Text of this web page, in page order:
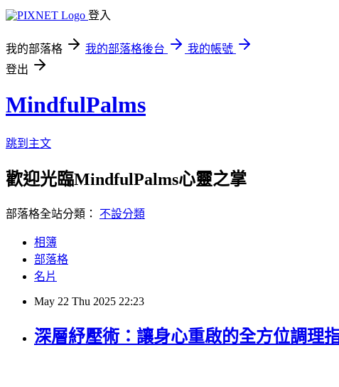
登入
我的部落格 我的部落格後台
我的帳號
登出
MindfulPalms
跳到主文
歡迎光臨MindfulPalms心靈之掌
部落格全站分類： 不設分類
相簿
部落格
名片
May 22 Thu 2025 22:23
深層紓壓術：讓身心重啟的全方位調理